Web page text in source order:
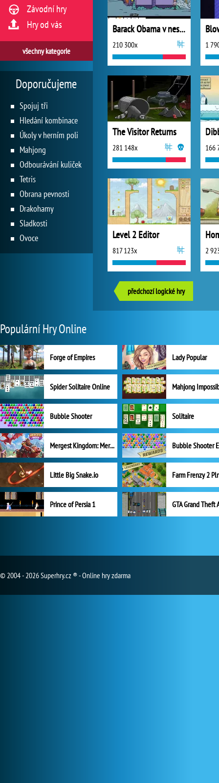
Barack Obama v nesnázích
210 300x 1
The Visitor Returns
281 148x 166
Level 2 Editor
817 123x 2
předchozí logické hry
Závodní hry
Hry od vás
všechny kategorie
Doporučujeme
Spojuj tři
Hledání kombinace
Úkoly v herním poli
Mahjong
Odbourávání kuliček
Tetris
Obrana pevnosti
Drakohamy
Sladkosti
Ovoce
Populární Hry Online
Forge of Empires Lady Popular
Spider Solitaire Online Mahjong
Bubble Shooter Solitaire
Mergest Kingdom: Merge Puzzle
Little Big Snake.io
Prince of Persia 1 GTA Grand Theft
© 2004 - 2026 Superhry.cz ® - Online hry zdarma